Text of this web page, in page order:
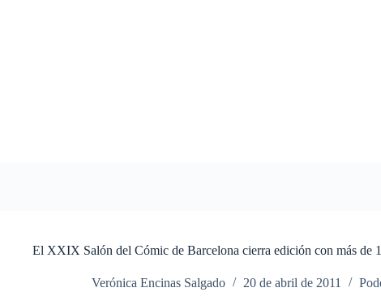
El XXIX Salón del Cómic de Barcelona cierra edición con más de
Verónica Encinas Salgado 20 de abril de 2011